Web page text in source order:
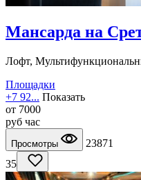
Мансарда на
Лофт,
Площадки
+7 92... Показать
от 7000
руб час
Просмотры
23871
35